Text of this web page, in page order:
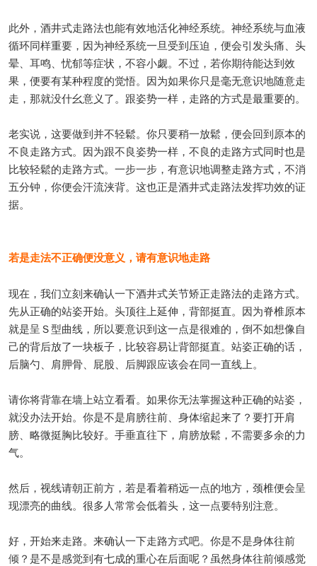
此外，酒井式走路法也能有效地活化神经系统。神经系统与血液
循环同样重要，因为神经系统一旦受到压迫，便会引发头痛、头
晕、耳鸣、忧郁等症状，不容小觑。不过，若你期待能达到效
果，便要有某种程度的觉悟。因为如果你只是毫无意识地随意走
走，那就没什幺意义了。跟姿势一样，走路的方式是最重要的。
老实说，这要做到并不轻鬆。你只要稍一放鬆，便会回到原本的
不良走路方式。因为跟不良姿势一样，不良的走路方式同时也是
比较轻鬆的走路方式。一步一步，有意识地调整走路方式，不消
五分钟，你便会汗流浃背。这也正是酒井式走路法发挥功效的证
据。
若是走法不正确便没意义，请有意识地走路
现在，我们立刻来确认一下酒井式关节矫正走路法的走路方式。
先从正确的站姿开始。头顶往上延伸，背部挺直。因为脊椎原本
就是呈Ｓ型曲线，所以要意识到这一点是很难的，倒不如想像自
己的背后放了一块板子，比较容易让背部挺直。站姿正确的话，
后脑勺、肩胛骨、屁股、后脚跟应该会在同一直线上。
请你将背靠在墙上站立看看。如果你无法掌握这种正确的站姿，
就没办法开始。你是不是肩膀往前、身体缩起来了？要打开肩
膀、略微挺胸比较好。手垂直往下，肩膀放鬆，不需要多余的力
气。
然后，视线请朝正前方，若是看着稍远一点的地方，颈椎便会呈
现漂亮的曲线。很多人常常会低着头，这一点要特别注意。
好，开始来走路。来确认一下走路方式吧。你是不是身体往前
倾？是不是感觉到有七成的重心在后面呢？虽然身体往前倾感觉